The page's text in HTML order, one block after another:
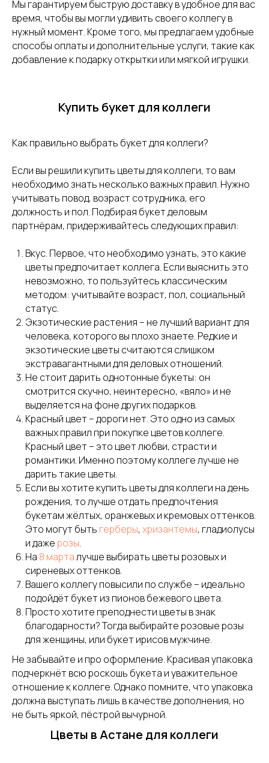
Мы гарантируем быструю доставку в удобное для вас
время, чтобы вы могли удивить своего коллегу в
нужный момент. Кроме того, мы предлагаем удобные
способы оплаты и дополнительные услуги, такие как
добавление к подарку открытки или мягкой игрушки.
Купить букет для коллеги
Как правильно выбрать букет для коллеги?
Если вы решили купить цветы для коллеги, то вам
необходимо знать несколько важных правил. Нужно
учитывать повод, возраст сотрудника, его
должность и пол. Подбирая букет деловым
партнёрам, придерживайтесь следующих правил:
Вкус. Первое, что необходимо узнать, это какие
цветы предпочитает коллега. Если выяснить это
невозможно, то пользуйтесь классическим
методом: учитывайте возраст, пол, социальный
статус.
Экзотические растения – не лучший вариант для
человека, которого вы плохо знаете. Редкие и
экзотические цветы считаются слишком
экстравагантными для деловых отношений.
Не стоит дарить однотонные букеты: он
смотрится скучно, неинтересно, «вяло» и не
выделяется на фоне других подарков.
Красный цвет – дороги нет. Это одно из самых
важных правил при покупке цветов коллеге.
Красный цвет – это цвет любви, страсти и
романтики. Именно поэтому коллеге лучше не
дарить такие цветы.
Если вы хотите купить цветы для коллеги на день
рождения, то лучше отдать предпочтения
букетам жёлтых, оранжевых и кремовых оттенков.
Это могут быть герберы, хризантемы, гладиолусы
и даже розы.
На 8 марталучше выбирать цветы розовых и
сиреневых оттенков.
Вашего коллегу повысили по службе – идеально
подойдёт букет из пионов бежевого цвета.
Просто хотите преподнести цветы в знак
благодарности? Тогда выбирайте розовые розы
для женщины, или букет ирисов мужчине.
Не забывайте и про оформление. Красивая упаковка
подчеркнёт всю роскошь букета и уважительное
отношение к коллеге. Однако помните, что упаковка
должна выступать лишь в качестве дополнения, но
не быть яркой, пёстрой вычурной.
Цветы в Астане для коллеги